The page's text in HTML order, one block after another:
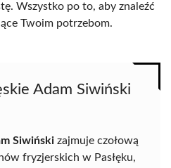
Wszystko po to, aby znaleźć
Twoim potrzebom.
Adam Siwiński
Siwiński zajmuje czołową
fryzjerskich w Pasłęku,